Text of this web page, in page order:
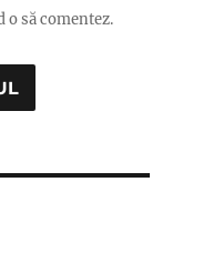
o să comentez.